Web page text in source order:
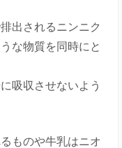
出されるニンニク
な物質を同時にと
吸収させないよう
ものや牛乳はニオ